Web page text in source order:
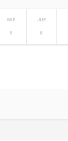
MIÉ
5
JUE
6